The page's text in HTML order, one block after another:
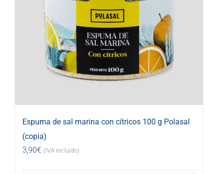
Espuma de sal marina con cítricos 100 g Polasal
(copia)
3,90€ (IVA incluido)